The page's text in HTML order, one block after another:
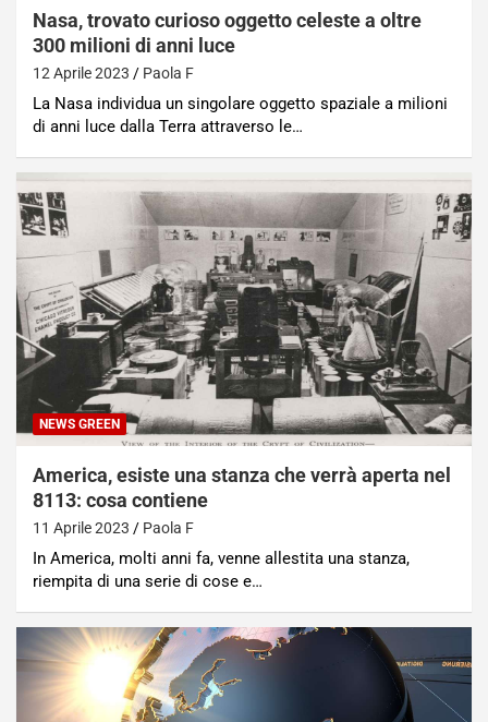
Nasa, trovato curioso oggetto celeste a oltre
300 milioni di anni luce
12 Aprile 2023 Paola F
La Nasa individua un singolare oggetto spaziale a milioni
di anni luce dalla Terra attraverso le…
NEWS GREEN
America, esiste una stanza che verrà aperta nel
8113: cosa contiene
11 Aprile 2023 Paola F
In America, molti anni fa, venne allestita una stanza,
riempita di una serie di cose e…